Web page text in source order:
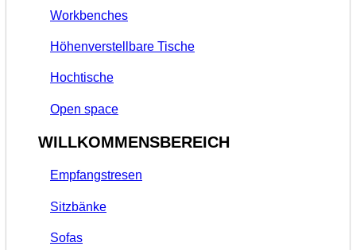
Workbenches
Höhenverstellbare Tische
Hochtische
Open space
WILLKOMMENSBEREICH
Empfangstresen
Sitzbänke
Sofas